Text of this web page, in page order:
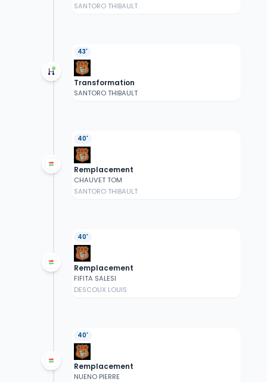
SANTORO THIBAULT
43'
Transformation
SANTORO THIBAULT
40'
Remplacement
CHAUVET TOM
SANTORO THIBAULT
40'
Remplacement
FIFITA SALESI
DESCOUX LOUIS
40'
Remplacement
NUENO PIERRE